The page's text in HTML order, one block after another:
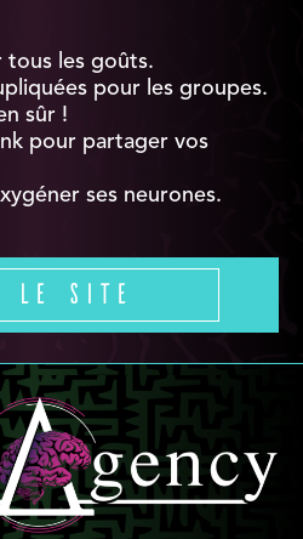
tous les goûts.
pour les groupes.
sûr !
pour partager vos
ses neurones.
le site